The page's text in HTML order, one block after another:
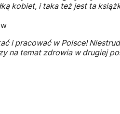
kobiet, i taka też jest ta
i pracować w Polsce!
na temat zdrowia w drugiej